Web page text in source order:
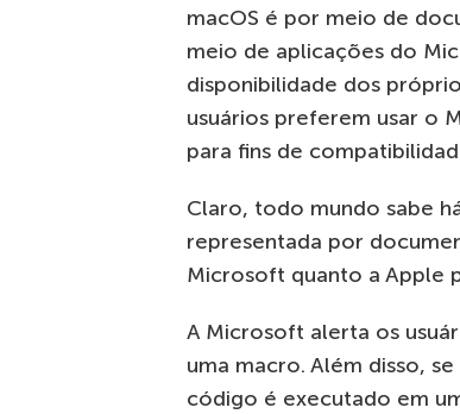
macOS é por meio de
meio de aplicações do
disponibilidade dos
usuários preferem usar o
para fins de
Claro, todo mundo sabe
representada por
Microsoft quanto a Apple
A Microsoft alerta os
uma macro. Além disso, se
código é executado em